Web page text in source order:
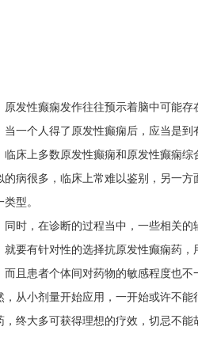
原发性癫痫发作往往预示着脑中可能
当一个人得了原发性癫痫后，应当是
临床上多数原发性癫痫和原发性癫痫
的病很多，临床上常难以鉴别，另一
类型。
同时，在诊断的过程当中，一些相关
就要有针对性的选择抗原发性癫痫药
而且患者个体间对药物的敏感程度也
，从小剂量开始应用，一开始或许不
，终大多可获得理想的疗效，切忌不能